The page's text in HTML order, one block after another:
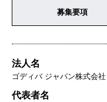
募集要項
法人名
ゴディバ ジャパン株式会社
代表者名